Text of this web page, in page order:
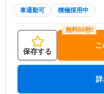
車通勤可 積極採用中
保存する